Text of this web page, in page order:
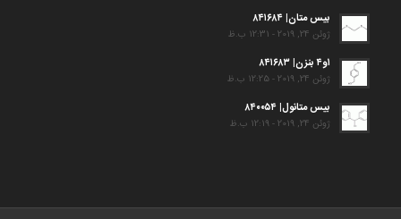
بیس متان| ۸۴۱۶۸۴
ژوئن 24, 2019 - 12:31 ب.ظ
۱و۴ بنزن| ۸۴۱۶۸۳
ژوئن 24, 2019 - 12:25 ب.ظ
بیس متانول| ۸۴۰۰۵۴
ژوئن 24, 2019 - 12:19 ب.ظ